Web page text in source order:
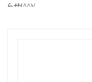
らせ(^^)/